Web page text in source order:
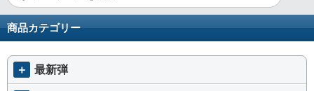
商品カテゴリー
＋ 最新弾